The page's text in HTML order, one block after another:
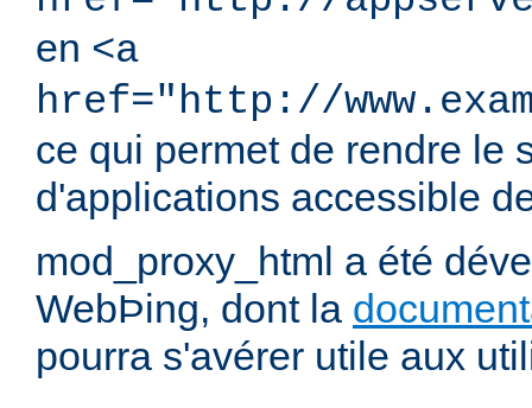
en <a
href="http://
ce qui permet de rendre le
d'applications accessible
mod_proxy_html a été
WebÞing, dont la
pourra s'avérer utile aux